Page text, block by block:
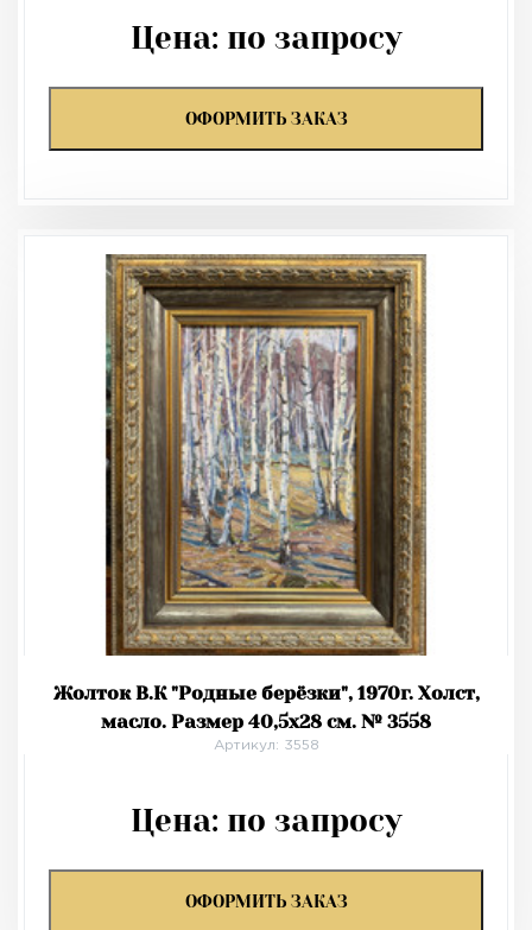
Цена: по запросу
ОФОРМИТЬ ЗАКАЗ
Жолток В.К "Родные берёзки", 1970г. Холст,
масло. Размер 40,5х28 см. № 3558
Артикул: 3558
Цена: по запросу
ОФОРМИТЬ ЗАКАЗ